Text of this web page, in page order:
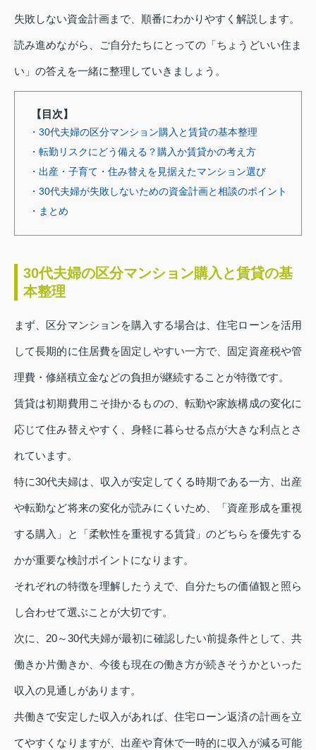
失敗しない資金計画まで、順番にわかりやすく解説します。
読み進めながら、ご自分たちにとっての「ちょうどいい住ま
い」の答えを一緒に整理していきましょう。
【目次】
・30代夫婦の区分マンション購入と賃貸の基本整理
・転勤リスクにどう備える？購入か賃貸かの考え方
・出産・子育て・住み替えを見据えたマンション選び
・30代夫婦が失敗しないための資金計画と相談のポイント
・まとめ
30代夫婦の区分マンション購入と賃貸の基
本整理
まず、区分マンションを購入する場合は、住宅ローンを活用
して長期的に住居費を固定しやすい一方で、固定資産税や管
理費・修繕積立金などの負担が継続することが特徴です。
賃貸は初期費用こそ掛かるものの、転勤や家族構成の変化に
応じて住み替えやすく、身軽に暮らせる点が大きな利点とさ
れています。
特に30代夫婦は、収入が安定してくる時期である一方、出産
や転勤など将来の変化が読みにくいため、「資産形成を重視
する購入」と「柔軟性を重視する賃貸」のどちらを優先する
かが重要な検討ポイントになります。
それぞれの特徴を理解したうえで、自分たちの価値観と照ら
し合わせて選ぶことが大切です。
次に、20～30代夫婦が最初に確認したい前提条件として、共
働きか片働きか、今後も現在の働き方が続きそうかといった
収入の見通しがあります。
共働きで安定した収入があれば、住宅ローン返済の計画を立
てやすくなりますが、出産や育休で一時的に収入が減る可能